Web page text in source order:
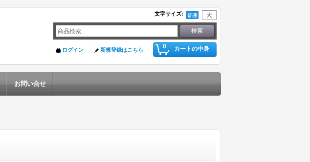
文字サイズ:
0 カートの中身
ログイン 新規登録はこちら
お問い合せ